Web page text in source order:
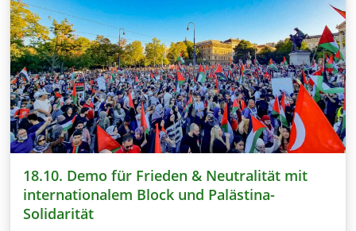
18.10. Demo für Frieden & Neutralität mit
internationalem Block und Palästina-
Solidarität